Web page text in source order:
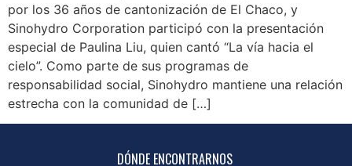
por los 36 años de cantonización de El Chaco, y
Sinohydro Corporation participó con la presentación
especial de Paulina Liu, quien cantó “La vía hacia el
cielo”. Como parte de sus programas de
responsabilidad social, Sinohydro mantiene una relación
estrecha con la comunidad de […]
DÓNDE ENCONTRARNOS